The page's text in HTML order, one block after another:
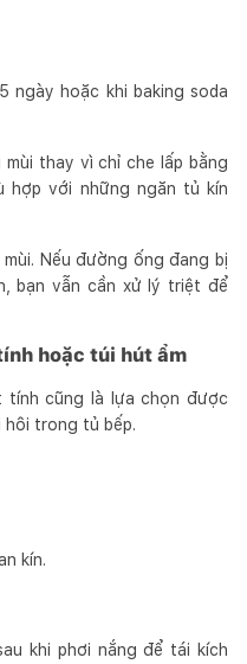
ngày hoặc khi baking soda
thay vì chỉ che lấp bằng
hợp với những ngăn tủ kín
Nếu đường ống đang bị
bạn vẫn cần xử lý triệt để
hoặc túi hút ẩm
tính cũng là lựa chọn được
hôi trong tủ bếp.
kín.
khi phơi nắng để tái kích